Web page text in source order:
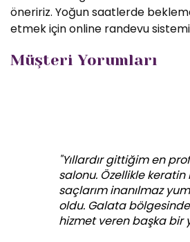
öneririz. Yoğun saatlerde
etmek için online randevu
Müşteri Yorumları
"Yıllardır gittiğim en
salonu. Özellikle keratin
saçlarım inanılmaz
oldu. Galata
hizmet veren başka bir